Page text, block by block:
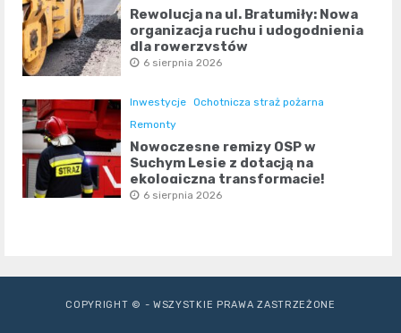
Rewolucja na ul. Bratumiły: Nowa
organizacja ruchu i udogodnienia
dla rowerzystów
6 sierpnia 2026
Inwestycje Ochotnicza straż pożarna
Remonty
Nowoczesne remizy OSP w
Suchym Lesie z dotacją na
ekologiczną transformację!
6 sierpnia 2026
COPYRIGHT © - WSZYSTKIE PRAWA ZASTRZEŻONE